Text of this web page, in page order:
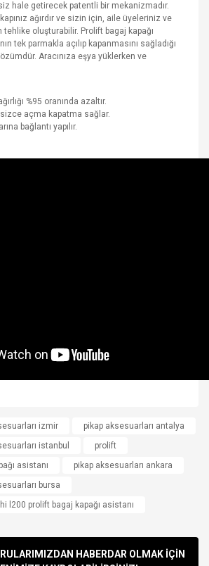
hale getirecek patentli bir mekanizmadır.
ağırdır ve sizin için, aile üyeleriniz ve
tehlike oluşturabilir. Prolift bagaj kapağı
tek parmakla açılıp kapanmasını sağladığı
Aracınıza eşya yüklerken ve
%95 oranında azaltır.
açma kapatma sağlar.
bağlantı yapılır.
ürüne ilk yorumu siz yapın!
noktaları öneri formunu
iletebilirsiniz.
için teşekkür ederiz.
bozuk veya görüntülenemiyor.
eksik bilgiler bulunuyor.
sitelerden daha pahalı.
izmir
pikap aksesuarları antalya
istanbul
prolift
asistanı
pikap aksesuarları ankara
bursa
l200 prolift bagaj kapağı asistanı
HABERDAR OLMAK İÇİN